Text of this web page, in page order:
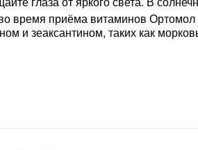
время приёма витаминов Ортомол
и зеаксантином, таких как